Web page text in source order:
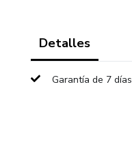
Detalles
Garantía de 7 días